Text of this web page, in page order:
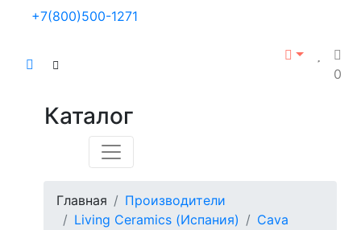
+7(800)500-1271
0
Каталог
Главная
Производители
Living Ceramics (Испания)
Cava